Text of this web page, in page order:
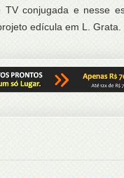
conjugada e nesse
edícula em L. Grata.